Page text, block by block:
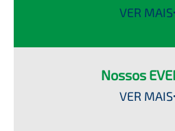
VER MAIS
Nossos
VER MAIS